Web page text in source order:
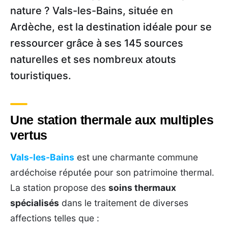
nature ? Vals-les-Bains, située en
Ardèche, est la destination idéale pour se
ressourcer grâce à ses 145 sources
naturelles et ses nombreux atouts
touristiques.
Une station thermale aux multiples
vertus
Vals-les-Bains est une charmante commune
ardéchoise réputée pour son patrimoine thermal.
La station propose des soins thermaux
spécialisés dans le traitement de diverses
affections telles que :